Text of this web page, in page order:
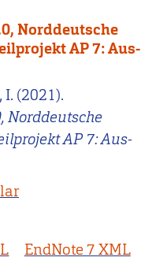
Norddeutsche
AP 7: Aus-
I. (2021).
Norddeutsche
AP 7: Aus-
EndNote 7 XML